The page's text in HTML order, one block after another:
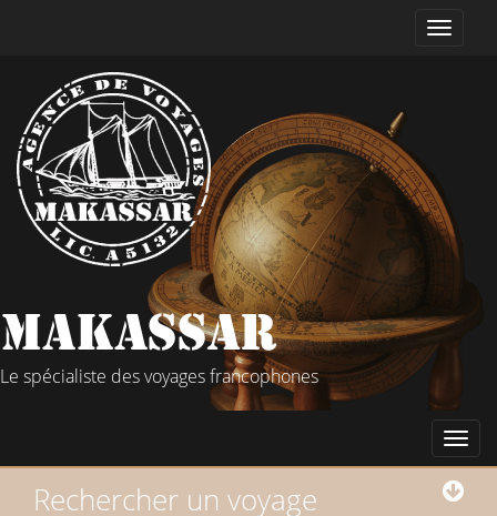
Le spécialiste des voyages francophones
Rechercher un voyage